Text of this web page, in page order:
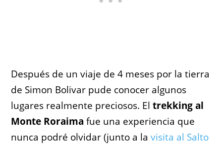
Después de un viaje de 4 meses por la tierra
de Simon Bolivar pude conocer algunos
lugares realmente preciosos. Eltrekking al
Monte Roraima fue una experiencia que
nunca podré olvidar (junto a lavisita al Salto